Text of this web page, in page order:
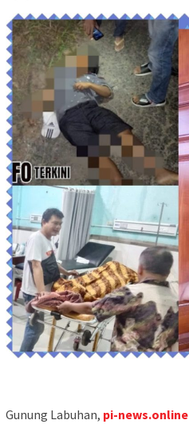
Gunung Labuhan, pi-news.online